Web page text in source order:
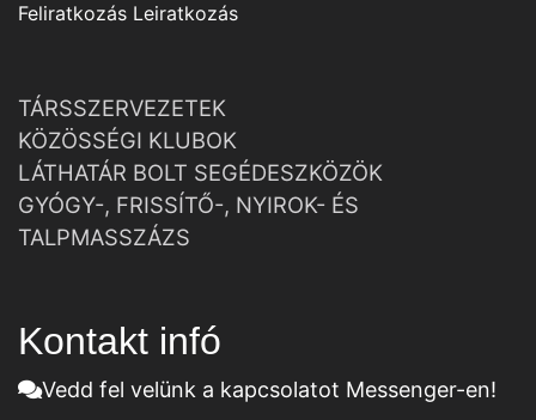
Feliratkozás Leiratkozás
TÁRSSZERVEZETEK
KÖZÖSSÉGI KLUBOK
LÁTHATÁR BOLT SEGÉDESZKÖZÖK
GYÓGY-, FRISSÍTŐ-, NYIROK- ÉS
TALPMASSZÁZS
Kontakt infó
Vedd fel velünk a kapcsolatot Messenger-en!